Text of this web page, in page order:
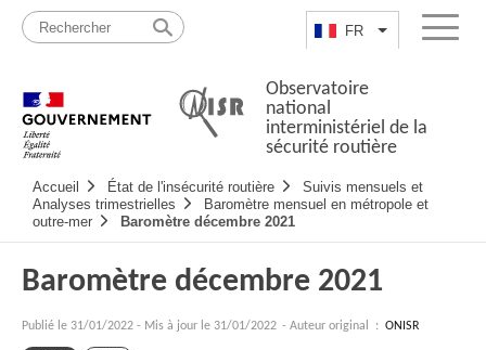
Passer
contenu
FR Lister lesMenu
Observatoire
national
interministériel de la
sécurité routière
principale
Accueil État de l'insécurité routière
Suivis mensuels et
Analyses trimestrielles
Baromètre mensuel en métropole et
outre-mer
Baromètre décembre 2021
Baromètre décembre 2021
Publié le 31/01/2022 - Mis à jour le 31/01/2022 - Auteur original : ONISR